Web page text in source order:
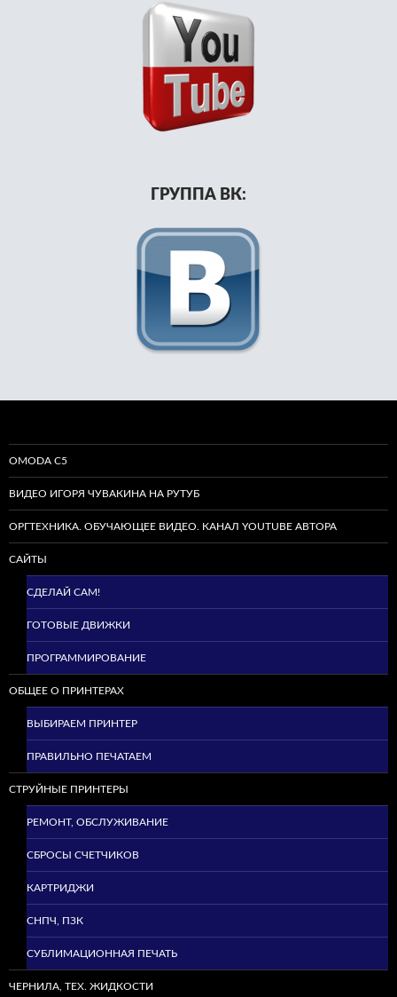
ГРУППА ВК:
OMODA C5
ВИДЕО ИГОРЯ ЧУВАКИНА НА РУТУБ
ОРГТЕХНИКА. ОБУЧАЮЩЕЕ ВИДЕО. КАНАЛ YOUTUBE АВТОРА
САЙТЫ
СДЕЛАЙ САМ!
ГОТОВЫЕ ДВИЖКИ
ПРОГРАММИРОВАНИЕ
ОБЩЕЕ О ПРИНТЕРАХ
ВЫБИРАЕМ ПРИНТЕР
ПРАВИЛЬНО ПЕЧАТАЕМ
СТРУЙНЫЕ ПРИНТЕРЫ
РЕМОНТ, ОБСЛУЖИВАНИЕ
СБРОСЫ СЧЕТЧИКОВ
КАРТРИДЖИ
СНПЧ, ПЗК
СУБЛИМАЦИОННАЯ ПЕЧАТЬ
ЧЕРНИЛА, ТЕХ. ЖИДКОСТИ